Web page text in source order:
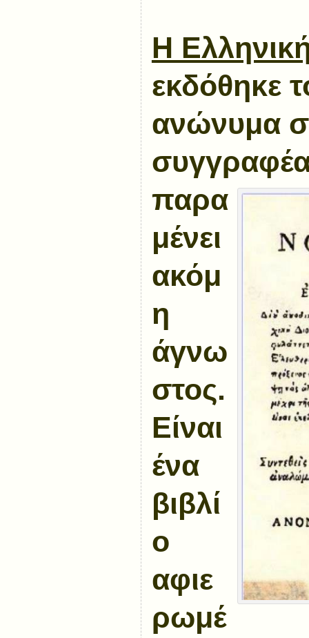
Η
εκδόθηκε
ανώνυμα
παρα
μένει
ακόμ
η
άγνω
στος.
Είναι
ένα
βιβλί
ο
αφιε
ρωμέ